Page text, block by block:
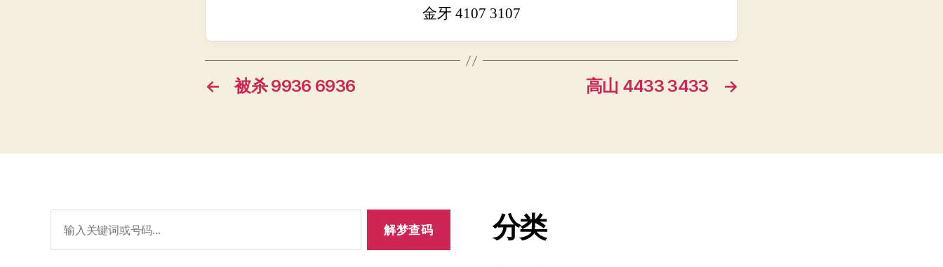
金牙 4107 3107
← 被杀 9936 6936 →
高山 4433 3433
索：
分类